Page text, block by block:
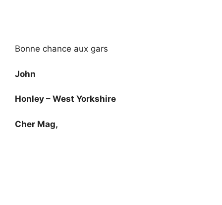
Bonne chance aux gars
John
Honley – West Yorkshire
Cher Mag,